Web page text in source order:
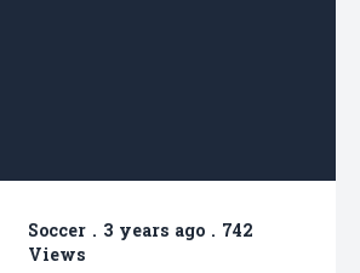
Soccer . 3 years ago . 742
Views